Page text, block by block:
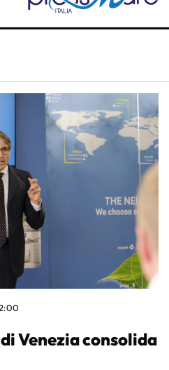
Venezia consolida